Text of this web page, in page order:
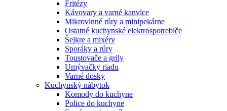
Fritézy
Kávovary a varné kanvice
Mikrovlnné rúry a minipekárne
Ostatné kuchynské elektrospotrebiče
Šejkre a mixéry
Sporáky a rúry
Toustovače a grily
Umývačky riadu
Varné dosky
Kuchynský nábytok
Komody do kuchyne
Police do kuchyne